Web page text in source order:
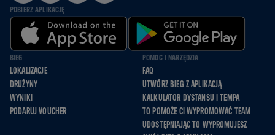
POBIERZ APLIKACJĘ
BIEG
LOKALIZACJE
DRUŻYNY
WYNIKI
PODARUJ VOUCHER
POMOC I NARZĘDZIA
FAQ
UTWÓRZ BIEG Z APLIKACJĄ
KALKULATOR DYSTANSU I TEMPA
TO POMOŻE CI WYPROMOWAĆ TEAM
UDOSTĘPNIAJĄC TO WYPROMUJESZ